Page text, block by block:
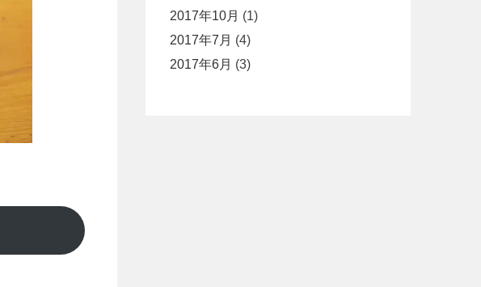
2017年10月 (1)
2017年7月 (4)
2017年6月 (3)